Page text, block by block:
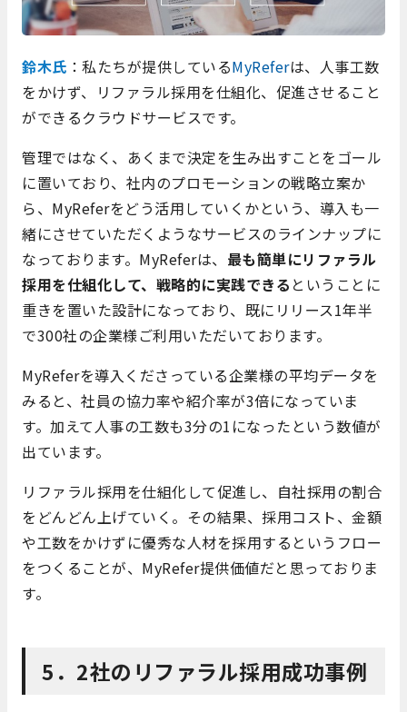
鈴木氏 ：私たちが提供しているMyReferは、人事工数
をかけず、リファラル採用を仕組化、促進させること
ができるクラウドサービスです。
管理ではなく、あくまで決定を生み出すことをゴール
に置いており、社内のプロモーションの戦略立案か
ら、MyReferをどう活用していくかという、導入も一
緒にさせていただくようなサービスのラインナップに
なっております。MyReferは、 最も簡単にリファラル
採用を仕組化して、戦略的に実践できる ということに
重きを置いた設計になっており、既にリリース1年半
で300社の企業様ご利用いただいております。
MyReferを導入くださっている企業様の平均データを
みると、社員の協力率や紹介率が3倍になっていま
す。加えて人事の工数も3分の1になったという数値が
出ています。
リファラル採用を仕組化して促進し、自社採用の割合
をどんどん上げていく。その結果、採用コスト、金額
や工数をかけずに優秀な人材を採用するというフロー
をつくることが、MyRefer提供価値だと思っておりま
す。
5．2社のリファラル採用成功事例